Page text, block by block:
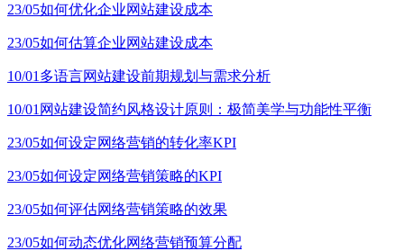
23/05如何优化企业网站建设成本
23/05如何估算企业网站建设成本
10/01 多语言网站建设前期规划与需求分析
10/01 网站建设简约风格设计原则：极简美学与功能性平衡
23/05如何设定网络营销的转化率KPI
23/05如何设定网络营销策略的KPI
23/05如何评估网络营销策略的效果
23/05如何动态优化网络营销预算分配